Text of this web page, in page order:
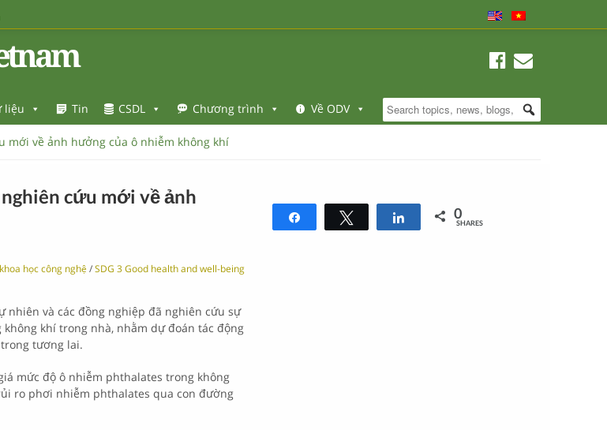
liệu Tin CSDL Chương trình Về ODV
mới về ảnh hưởng của ô nhiễm không khí
cứu mới về ảnh
học công nghệ /SDG 3 Good health and well-being
nhiên và các đồng nghiệp đã nghiên cứu sự
khí trong nhà, nhằm dự đoán tác động
tương lai.
mức độ ô nhiễm phthalates trong không
ro phơi nhiễm phthalates qua con đường
Share 0
SHARES